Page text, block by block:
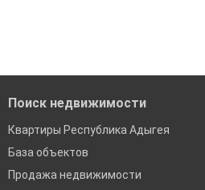
Поиск недвижимости
Квартиры Республика Адыгея
База объектов
Продажа недвижимости